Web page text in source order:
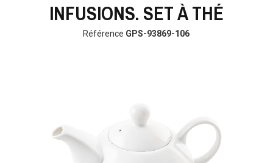
INFUSIONS. SET À THÉ
Référence GPS-93869-106